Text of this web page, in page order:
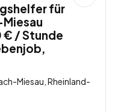
für
/ Stunde
Miesau, Rheinland-